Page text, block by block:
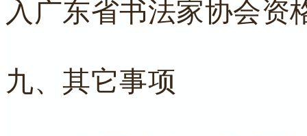
入广东省书法家协会资
九、其它事项